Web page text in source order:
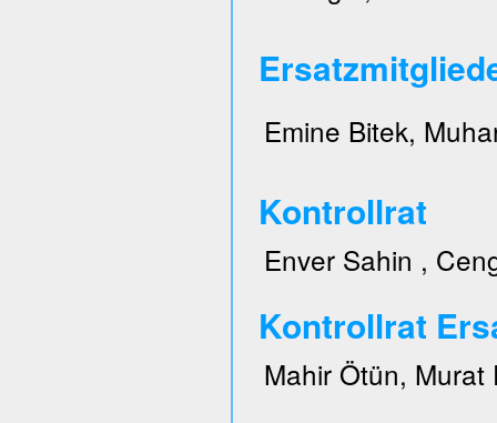
Emine Bitek,
Kontrollrat
Enver Sahin ,
Kontrollrat
Mahir Ötün, Murat